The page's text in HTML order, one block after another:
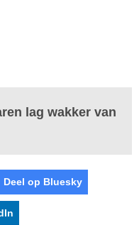
lag wakker van
Deel op Bluesky